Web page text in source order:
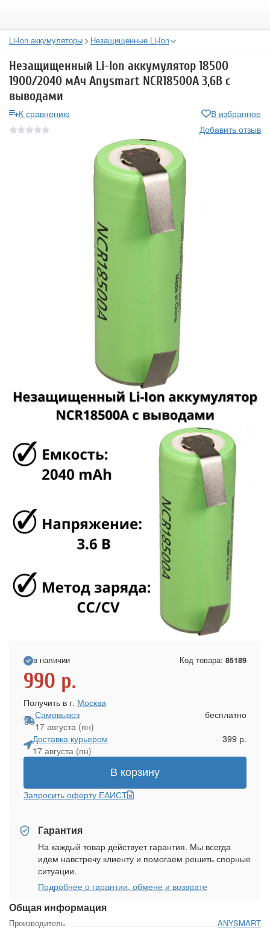
Li-Ion аккумуляторы Незащищенные Li-Ion
Незащищенный Li-Ion аккумулятор 18500
1900/2040 мАч Anysmart NCR18500A 3,6В с
выводами
К сравнению
В избранное
Добавить отзыв
Общая информация
Производитель
ANYSMART
в наличии Код товара: 85189
990 р.
Получить в г. Москва
Самовывоз
17 августа (пн)
бесплатно
Доставка курьером
17 августа (пн)
399 р.
В корзину
Запросить оферту ЕАИСТ
Гарантия
На каждый товар действует гарантия. Мы всегда
идем навстречу клиенту и помогаем решить спорные
ситуации.
Подробнее о гарантии, обмене и возврате